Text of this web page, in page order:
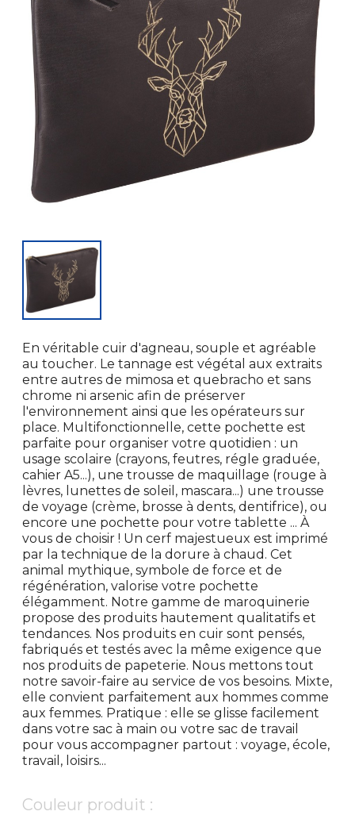
En véritable cuir d'agneau, souple et agréable
au toucher. Le tannage est végétal aux extraits
entre autres de mimosa et quebracho et sans
chrome ni arsenic afin de préserver
l'environnement ainsi que les opérateurs sur
place. Multifonctionnelle, cette pochette est
parfaite pour organiser votre quotidien : un
usage scolaire (crayons, feutres, régle graduée,
cahier A5...), une trousse de maquillage (rouge à
lèvres, lunettes de soleil, mascara...) une trousse
de voyage (crème, brosse à dents, dentifrice), ou
encore une pochette pour votre tablette ... À
vous de choisir ! Un cerf majestueux est imprimé
par la technique de la dorure à chaud. Cet
animal mythique, symbole de force et de
régénération, valorise votre pochette
élégamment. Notre gamme de maroquinerie
propose des produits hautement qualitatifs et
tendances. Nos produits en cuir sont pensés,
fabriqués et testés avec la même exigence que
nos produits de papeterie. Nous mettons tout
notre savoir-faire au service de vos besoins. Mixte,
elle convient parfaitement aux hommes comme
aux femmes. Pratique : elle se glisse facilement
dans votre sac à main ou votre sac de travail
pour vous accompagner partout : voyage, école,
travail, loisirs...
Couleur produit :